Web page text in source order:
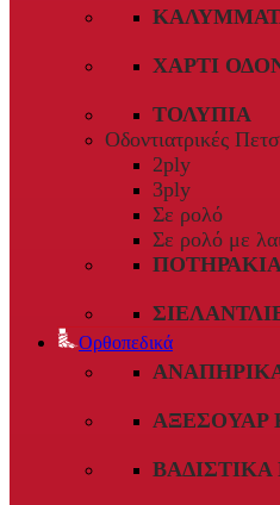
ΧΑΡΤΊ
ΤΟΛΎΠΙΑ
Οδοντιατρικές
2ply
3ply
Σε ρολό
Σε ρολό με
Ορθοπεδικά
ΑΞΕΣΟΥΆΡ
ΒΑΔΙΣΤΙΚΆ